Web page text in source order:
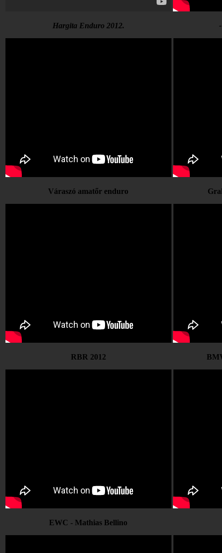
Hargita Enduro 2012.
Váraszó amatőr enduro
RBR 2012
EWC - Mathias Bellino